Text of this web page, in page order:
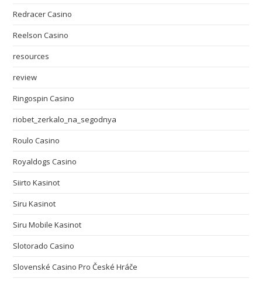
Redracer Casino
Reelson Casino
resources
review
Ringospin Casino
riobet_zerkalo_na_segodnya
Roulo Casino
Royaldogs Casino
Siirto Kasinot
Siru Kasinot
Siru Mobile Kasinot
Slotorado Casino
Slovenské Casino Pro České Hráče